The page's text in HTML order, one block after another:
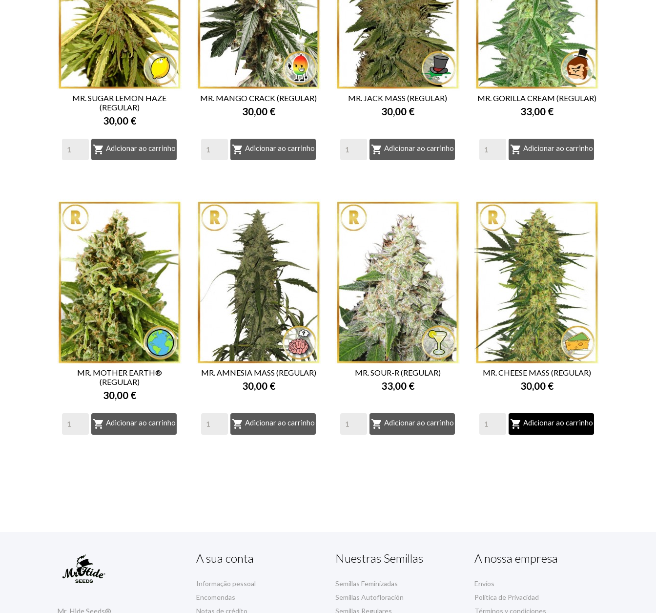
VISTA RÁPIDA
MR. SUGAR LEMON HAZE
(REGULAR)
30,00 €
 Adicionar ao carrinho
VISTA RÁPIDA
MR. MANGO CRACK (REGULAR)
30,00 €
 Adicionar ao carrinho
VISTA RÁPIDA
MR. JACK MASS (REGULAR)
30,00 €
 Adicionar ao carrinho
VISTA RÁPIDA
MR. GORILLA CREAM (REGULAR)
33,00 €
 Adicionar ao carrinho
VISTA RÁPIDA
MR. MOTHER EARTH®
(REGULAR)
30,00 €
 Adicionar ao carrinho
VISTA RÁPIDA
MR. AMNESIA MASS (REGULAR)
30,00 €
 Adicionar ao carrinho
VISTA RÁPIDA
MR. SOUR-R (REGULAR)
33,00 €
 Adicionar ao carrinho
VISTA RÁPIDA
MR. CHEESE MASS (REGULAR)
30,00 €
 Adicionar ao carrinho
Mr. Hide Seeds®
A sua conta
Informação pessoal
Encomendas
Notas de crédito
Nuestras Semillas
Semillas Feminizadas
Semillas Autofloración
Semillas Regulares
A nossa empresa
Envíos
Política de Privacidad
Términos y condiciones